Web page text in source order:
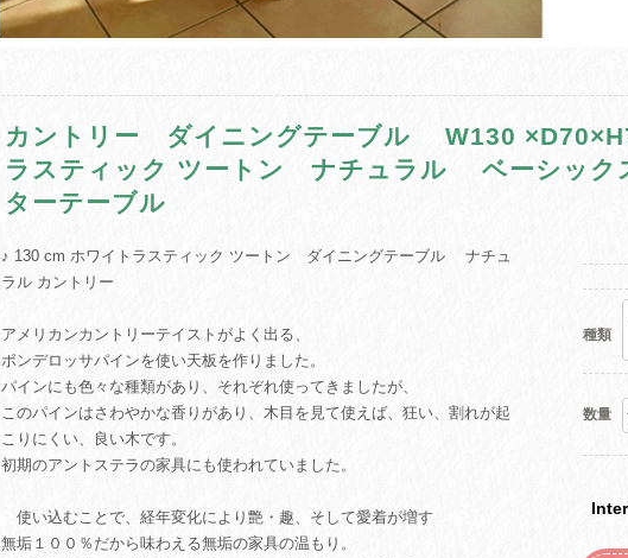
カントリー ダイニングテーブル W130
ラスティック ツートン ナチュラル ベーシッ
ターテーブル
♪ 130 cm ホワイトラスティック ツートン ダイニングテーブル ナチュ
ラル カントリー
アメリカンカントリーテイストがよく出る、
ポンデロッサパインを使い天板を作りました。
パインにも色々な種類があり、それぞれ使ってきましたが、
このパインはさわやかな香りがあり、木目を見て使えば、狂い、割れが起
こりにくい、良い木です。
初期のアントステラの家具にも使われていました。
使い込むことで、経年変化により艶・趣、そして愛着が増す
無垢１００％だから味わえる無垢の家具の温もり。
種類
数量